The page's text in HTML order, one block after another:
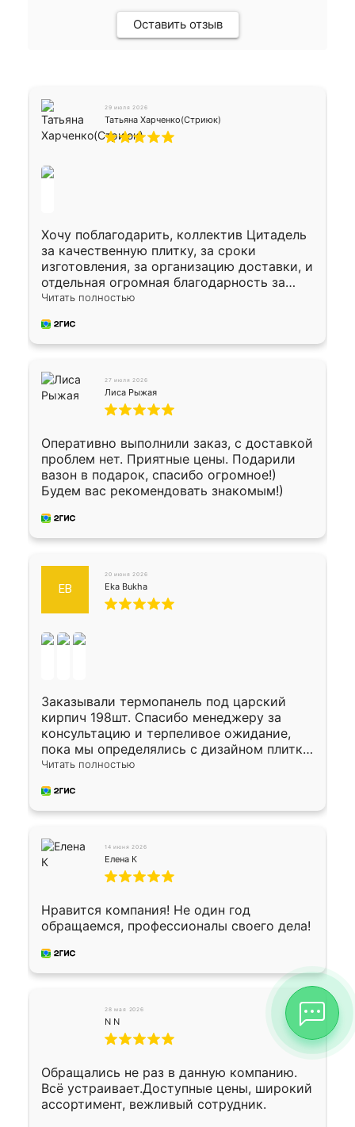
Оставить отзыв
29 июля 2026
Татьяна Харченко(Стриюк)
Хочу поблагодарить, коллектив Цитадель
за качественную плитку, за сроки
изготовления, за организацию доставки, и
отдельная огромная благодарность за
укладку плитки Оганесу, за два дня 70 кв,
Читать полностью
27 июля 2026
Лиса Рыжая
Оперативно выполнили заказ, с доставкой
проблем нет. Приятные цены. Подарили
вазон в подарок, спасибо огромное!)
Будем вас рекомендовать знакомым!)
EB
20 июня 2026
Eka Bukha
Заказывали термопанель под царский
кирпич 198шт. Спасибо менеджеру за
консультацию и терпеливое ожидание,
пока мы определялись с дизайном плитки.
Исполнен заказ в срок, спасибо
предоплата наличкой 50%. Накануне с
водителем договорились о доставке в
Окончательный расчет при получении.
Огромная благодарность водителю, помог
выгрузить. Получили коробку плитки на
Осталось дело за малым-монтировать)))
Подарили два больших вазона трапеция
из архитектурного бетона-красота.
Читать полностью
14 июня 2026
Елена К
Нравится компания! Не один год
обращаемся, профессионалы своего дела!
28 мая 2026
N N
Обращались не раз в данную компанию.
Всё устраивает.Доступные цены, широкий
ассортимент, вежливый сотрудник.